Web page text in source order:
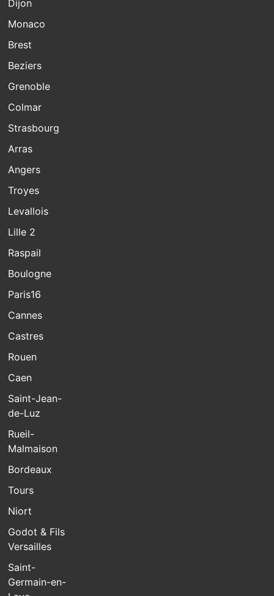
Dijon
Monaco
Brest
Beziers
Grenoble
Colmar
Strasbourg
Arras
Angers
Troyes
Levallois
Lille 2
Raspail
Boulogne
Paris16
Cannes
Castres
Rouen
Caen
Saint-Jean-
de-Luz
Rueil-
Malmaison
Bordeaux
Tours
Niort
Godot & Fils
Versailles
Saint-
Germain-en-